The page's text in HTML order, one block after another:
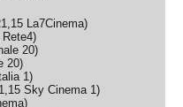
La7Cinema)
Rete4)
20)
20)
1)
Sky Cinema 1)
)